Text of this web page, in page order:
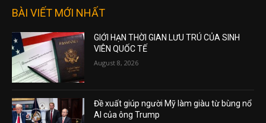
BÀI VIẾT MỚI NHẤT
GIỚI HẠN THỜI GIAN LƯU TRÚ CỦA SINH
VIÊN QUỐC TẾ
August 8, 2026
Đề xuất giúp người Mỹ làm giàu từ bùng nổ
AI của ông Trump